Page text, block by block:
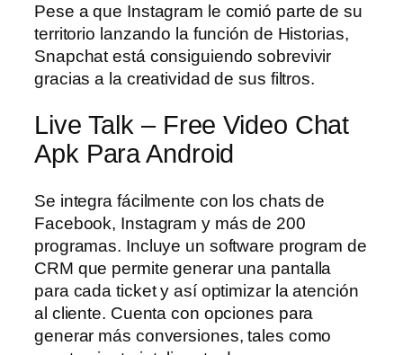
Pese a que Instagram le comió parte de su
territorio lanzando la función de Historias,
Snapchat está consiguiendo sobrevivir
gracias a la creatividad de sus filtros.
Live Talk – Free Video Chat
Apk Para Android
Se integra fácilmente con los chats de
Facebook, Instagram y más de 200
programas. Incluye un software program de
CRM que permite generar una pantalla
para cada ticket y así optimizar la atención
al cliente. Cuenta con opciones para
generar más conversiones, tales como